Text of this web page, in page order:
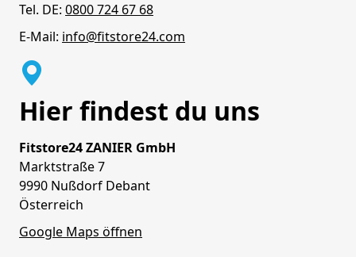
Tel. DE: 0800 724 67 68
E-Mail: info@fitstore24.com
Hier findest du uns
Fitstore24 ZANIER GmbH
Marktstraße 7
9990 Nußdorf Debant
Österreich
Google Maps öffnen